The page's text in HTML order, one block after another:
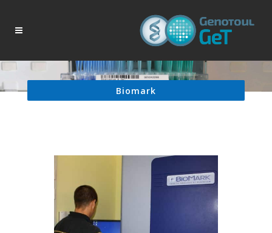
Biomark